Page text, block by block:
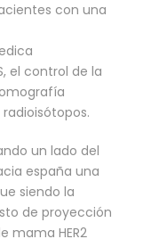
con una
el control de la
un lado del
españa una
siendo la
de proyección
mama HER2